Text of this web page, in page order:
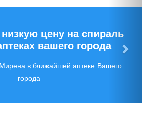
цену на спираль
вашего города
в ближайшей аптеке Вашего
города